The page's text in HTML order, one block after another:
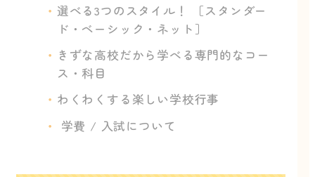
選べる3つのスタイル！ ［スタンダー
ド・ベーシック・ネット］
きずな高校だから学べる専門的なコー
ス・科目
わくわくする楽しい学校行事
学費 / 入試について